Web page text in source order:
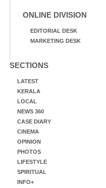
ONLINE DIVISION
EDITORIAL DESK
MARKETING DESK
SECTIONS
LATEST
KERALA
LOCAL
NEWS 360
CASE DIARY
CINEMA
OPINION
PHOTOS
LIFESTYLE
SPIRITUAL
INFO+